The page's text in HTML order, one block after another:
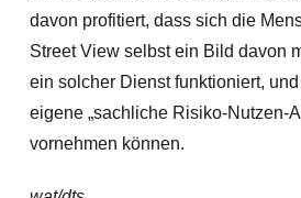
davon profitiert, dass sich die
Street View selbst ein Bild davon
ein solcher Dienst funktioniert,
eigene „sachliche Risiko-Nutzen-
vornehmen können.